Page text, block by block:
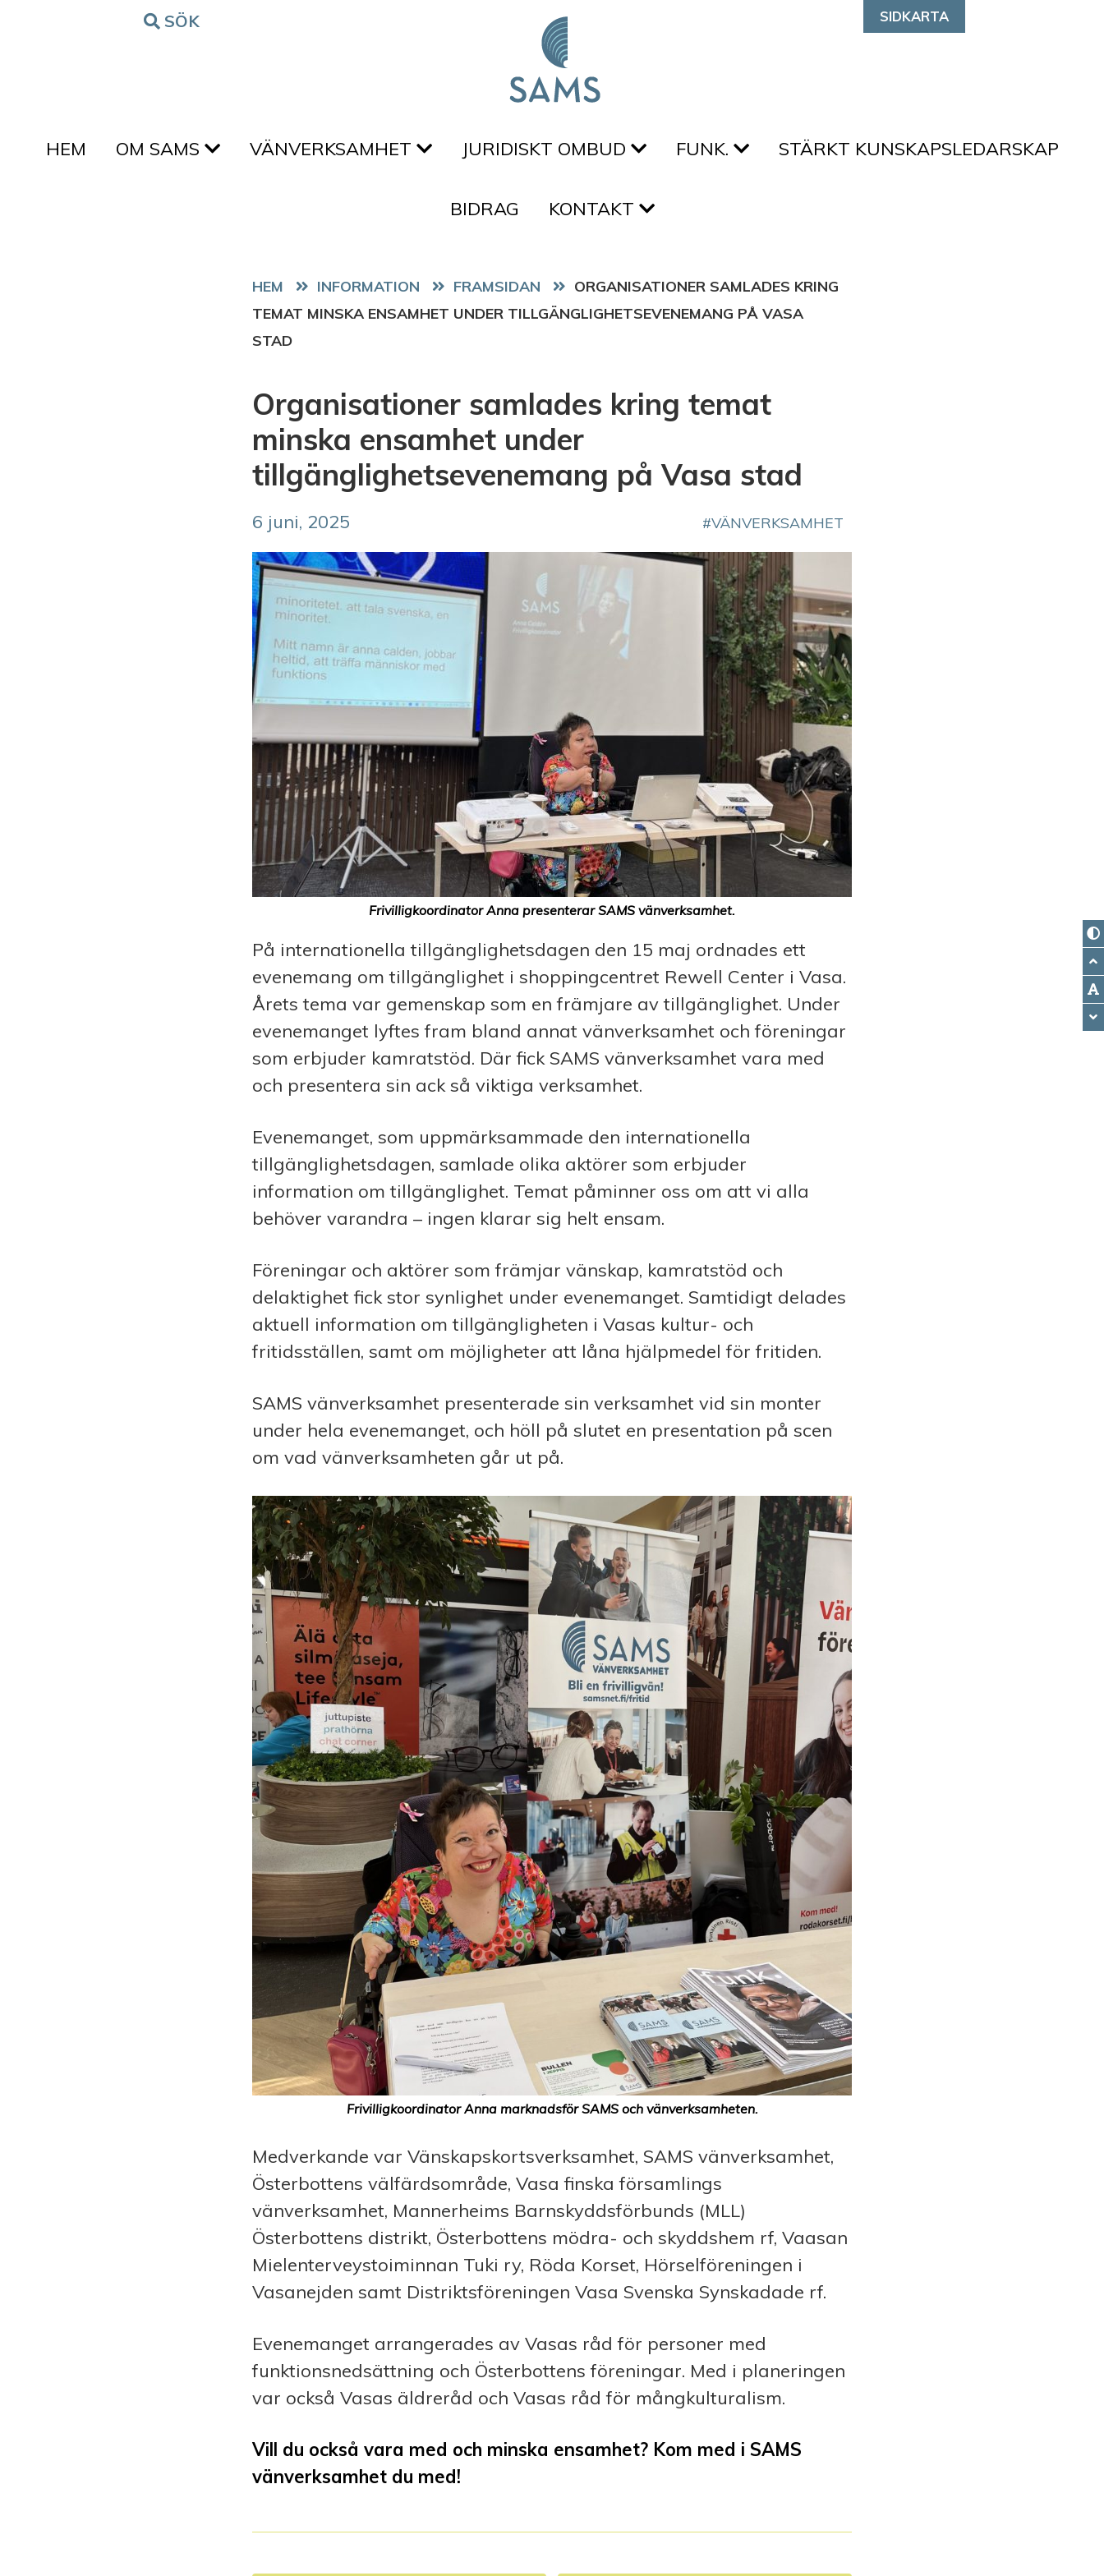
Hoppa till innehålletSÖK SIDKARTA
HEM OM SAMS VÄNVERKSAMHET JURIDISKT OMBUD FUNK. STÄRKT KUNSKAPSLEDARSKAP
BIDRAG KONTAKT
HEM FRAMSIDAN
ORGANISATIONER SAMLADES KRING
TEMAT MINSKA ENSAMHET UNDER TILLGÄNGLIGHETSEVENEMANG PÅ VASA
STAD
Organisationer samlades kring temat
minska ensamhet under
tillgänglighetsevenemang på Vasa stad
6 juni, 2025 VÄNVERKSAMHET
Frivilligkoordinator Anna presenterar SAMS vänverksamhet.
På internationella tillgänglighetsdagen den 15 maj ordnades ett
evenemang om tillgänglighet i shoppingcentret Rewell Center i Vasa.
Årets tema var gemenskap som en främjare av tillgänglighet. Under
evenemanget lyftes fram bland annat vänverksamhet och föreningar
som erbjuder kamratstöd. Där fick SAMS vänverksamhet vara med
och presentera sin ack så viktiga verksamhet.
Evenemanget, som uppmärksammade den internationella
tillgänglighetsdagen, samlade olika aktörer som erbjuder
information om tillgänglighet. Temat påminner oss om att vi alla
behöver varandra – ingen klarar sig helt ensam.
Föreningar och aktörer som främjar vänskap, kamratstöd och
delaktighet fick stor synlighet under evenemanget. Samtidigt delades
aktuell information om tillgängligheten i Vasas kultur- och
fritidsställen, samt om möjligheter att låna hjälpmedel för fritiden.
SAMS vänverksamhet presenterade sin verksamhet vid sin monter
under hela evenemanget, och höll på slutet en presentation på scen
om vad vänverksamheten går ut på.
Frivilligkoordinator Anna marknadsför SAMS och vänverksamheten.
Medverkande var Vänskapskortsverksamhet, SAMS vänverksamhet,
Österbottens välfärdsområde, Vasa finska församlings
vänverksamhet, Mannerheims Barnskyddsförbunds (MLL)
Österbottens distrikt, Österbottens mödra- och skyddshem rf, Vaasan
Mielenterveystoiminnan Tuki ry, Röda Korset, Hörselföreningen i
Vasanejden samt Distriktsföreningen Vasa Svenska Synskadade rf.
Evenemanget arrangerades av Vasas råd för personer med
funktionsnedsättning och Österbottens föreningar. Med i planeringen
var också Vasas äldreråd och Vasas råd för mångkulturalism.
Vill du också vara med och minska ensamhet? Kom med i SAMS
vänverksamhet du med!